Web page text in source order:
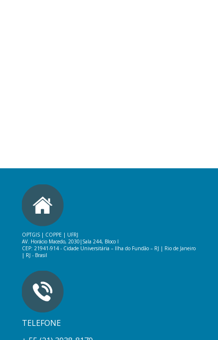
OPTGIS | COPPE | UFRJ
AV. Horácio Macedo, 2030| Sala 244, Bloco I
CEP: 21941-914 - Cidade Universitária – Ilha do Fundão – RJ | Rio de Janeiro
| RJ - Brasil
TELEFONE